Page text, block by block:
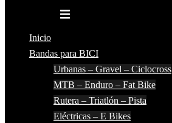
Inicio
Bandas para BICI
Urbanas – Gravel – Ciclocross
MTB – Enduro – Fat Bike
Rutera – Triatlón – Pista
Eléctricas – E Bikes